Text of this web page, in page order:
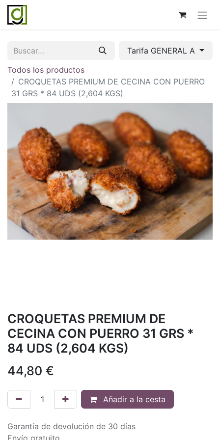
Tarifa GENERAL A
Todos los productos
CROQUETAS PREMIUM DE CECINA CON PUERRO
31 GRS * 84 UDS (2,604 KGS)
CROQUETAS PREMIUM DE
CECINA CON PUERRO 31 GRS *
84 UDS (2,604 KGS)
44,80 €
Añadir a la cesta
Garantía de devolución de 30 días
Envío gratuito.